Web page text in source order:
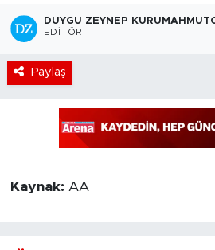
DUYGU ZEYNEP
EDITÖR
Paylaş
Kaynak: AA